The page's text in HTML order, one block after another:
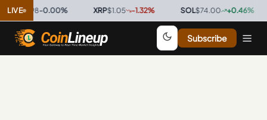
LIVE
$0.9998 -0.00%· XRP$1.05 -1.32%· SOL$74.00 +0.46%·
Subscribe